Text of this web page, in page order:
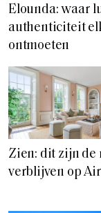
Elounda: waar
authenticiteit
ontmoeten
Zien: dit zijn de
verblijven op